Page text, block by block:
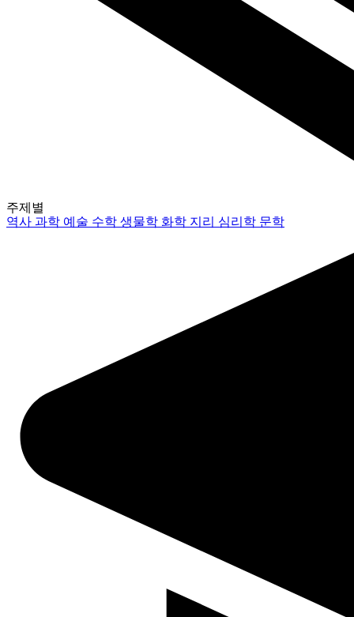
주제별
역사과학 예술 수학생물학 화학 지리 심리학 문학